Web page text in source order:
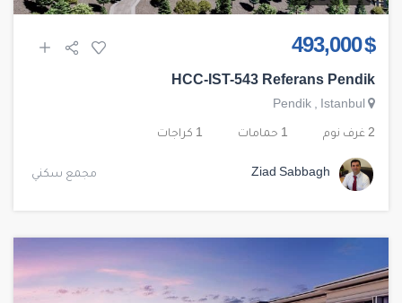
$ 493,000
HCC-IST-543 Referans Pendik
Pendik , Istanbul
2 غرف نوم 1 حمامات 1 كراجات
Ziad Sabbagh مجمع سكني